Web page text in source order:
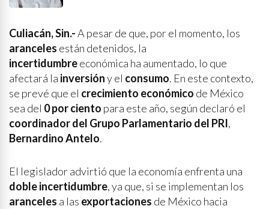
Culiacán, Sin.-A pesar de que, por el momento, los
aranceles están detenidos, la
incertidumbreeconómica ha aumentado, lo que
afectará la inversióny el consumo. En este contexto,
se prevé que el crecimiento económico de México
sea del 0 por ciento para este año, según declaró el
coordinador del Grupo Parlamentario del PRI,
Bernardino Antelo.
El legislador advirtió que la economía enfrenta una
doble incertidumbre, ya que, si se implementan los
aranceles a las exportaciones de México hacia